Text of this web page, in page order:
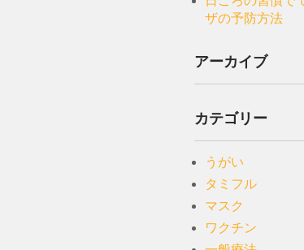
ザの予防方法
アーカイブ
カテゴリー
うがい
タミフル
マスク
ワクチン